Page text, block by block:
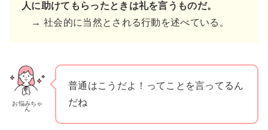
人に助けてもらったときは礼を言うものだ。
→ 社会的に当然とされる行動を述べている。
お悩みちゃ
ん
普通はこうだよ！ってことを言ってるん
だね